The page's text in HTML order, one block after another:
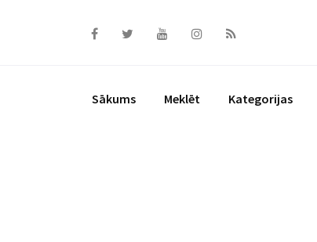
Sākums Meklēt Kategorijas